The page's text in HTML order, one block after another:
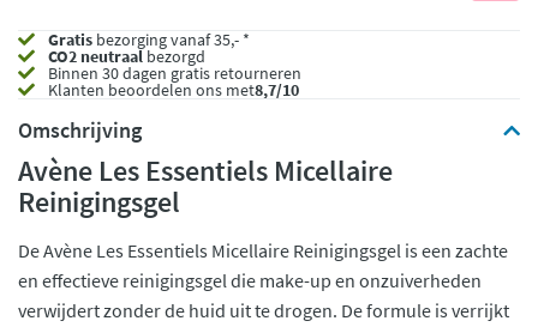
Gratis bezorging vanaf 35,- *
CO2 neutraalbezorgd
Binnen 30 dagen gratis retourneren
Klanten beoordelen ons met8,7/10
Omschrijving
Avène Les Essentiels Micellaire
Reinigingsgel
De Avène Les Essentiels Micellaire Reinigingsgel is een zachte
en effectieve reinigingsgel die make-up en onzuiverheden
verwijdert zonder de huid uit te drogen. De formule is verrijkt